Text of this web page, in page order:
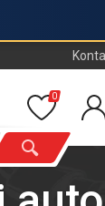
0